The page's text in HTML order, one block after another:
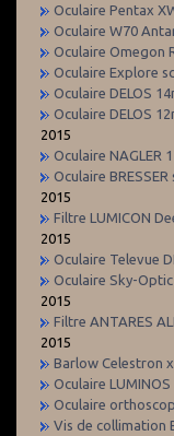
Oculaire Pentax
Oculaire W70
Oculaire Omegon
Oculaire Explore
Oculaire DELOS
Oculaire DELOS
2015
Oculaire NAGLER
Oculaire
2015
Filtre LUMICON
2015
Oculaire Televue
Oculaire Sky-
2015
Filtre ANTARES
2015
Barlow Celestron
Oculaire
Oculaire
Vis de collimation